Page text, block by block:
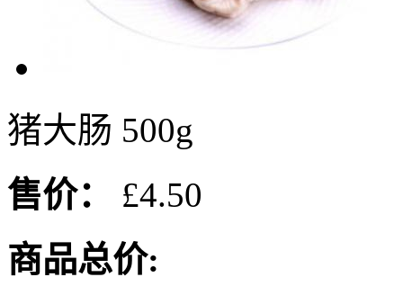
猪大肠 500g
售价：
£4.50
商品总价: